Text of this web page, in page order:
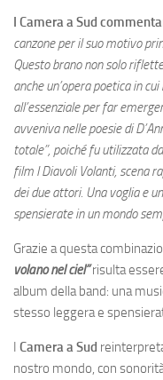
I Camera a Sud
canzone per il suo motivo
Questo brano non solo
anche un’opera poetica in
all’essenziale per far
avveniva nelle poesie di
totale”, poiché fu utilizzata
film I Diavoli Volanti, scena
dei due attori. Una voglia e
spensierate in un mondo
Grazie a questa
volano nel ciel”risulta
album della band: una
stesso leggera e
I Camera a Sud
nostro mondo, con